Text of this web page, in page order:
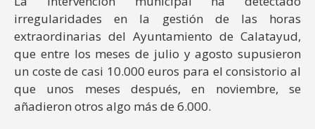
irregularidades en la gestión de las horas
extraordinarias del Ayuntamiento de Calatayud,
que entre los meses de julio y agosto supusieron
un coste de casi 10.000 euros para el consistorio al
que unos meses después, en noviembre, se
añadieron otros algo más de 6.000.